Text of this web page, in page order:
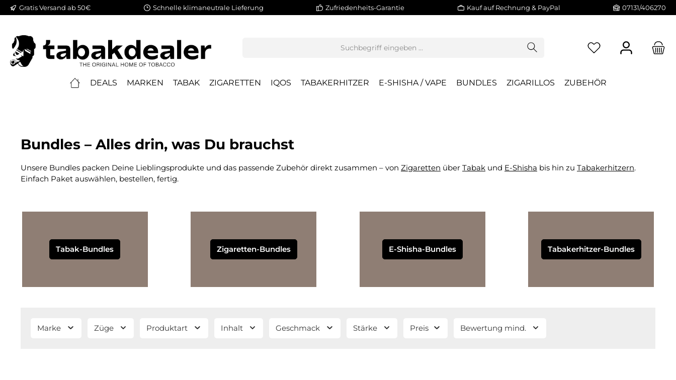
Zur Hauptnavigation springen
Gratis Versand ab 50€ Schnelle klimaneutrale Lieferung Zufriedenheits-Garantie Kauf auf Rechnung & PayPal 07131/406270
DEALS MARKEN TABAK ZIGARETTEN IQOS TABAKERHITZER E-SHISHA / VAPE BUNDLES ZIGARILLOS ZUBEHÖR
Bundles – Alles drin, was Du brauchst
Unsere Bundles packen Deine Lieblingsprodukte und das passende Zubehör direkt zusammen – von Zigaretten über Tabak und E-Shisha bis hin zu Tabakerhitzern.
Einfach Paket auswählen, bestellen, fertig.
Tabak-Bundles Zigaretten-Bundles E-Shisha-Bundles Tabakerhitzer-Bundles
Marke Züge Produktart Inhalt Geschmack Stärke Preis Bewertung mind.